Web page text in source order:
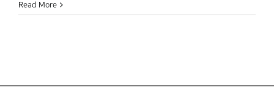
Read More